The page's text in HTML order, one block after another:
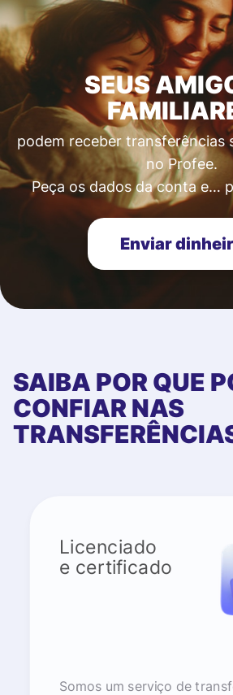
SEUS
podem receber transferências
no Profee.
Peça os dados da conta e…
Enviar
SAIBA POR QUE
CONFIAR NAS
Licenciado
e certificado
Somos um serviço de